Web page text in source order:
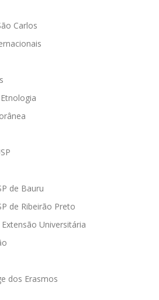
Carlos
de Bauru
de Ribeirão Preto
Universitária
dos Erasmos